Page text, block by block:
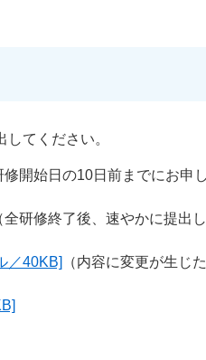
てください。
修開始日の10日前までにお申
全研修終了後、速やかに提出
／40KB] （内容に変更が生じ